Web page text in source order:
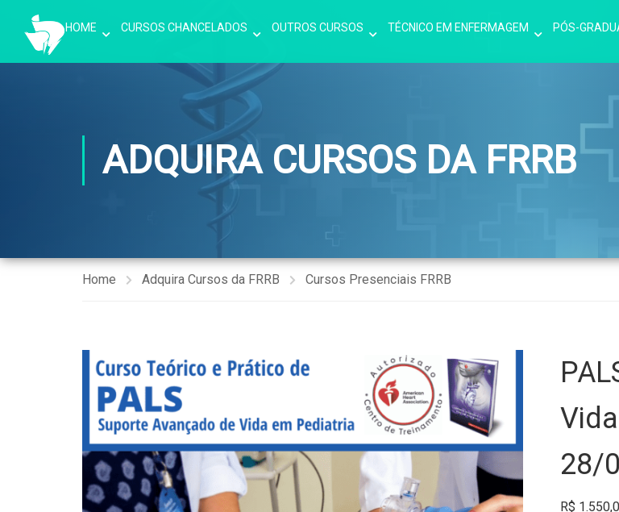
HOME CURSOS CHANCELADOS OUTROS CURSOS TÉCNICO EM ENFERMAGEM PÓS-
ADQUIRA CURSOS DA FRRB
Home Adquira Cursos da FRRB Cursos Presenciais FRRB
28/
R$